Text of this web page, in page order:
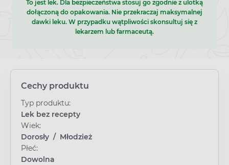
To jest lek. Dla bezpieczeństwa stosuj go zgodnie z ulotką
dołączoną do opakowania. Nie przekraczaj maksymalnej
dawki leku. W przypadku wątpliwości skonsultuj się z
lekarzem lub farmaceutą.
Cechy produktu
Typ produktu:
Lek bez recepty
Wiek:
Dorosły / Młodzież
Płeć:
Dowolna